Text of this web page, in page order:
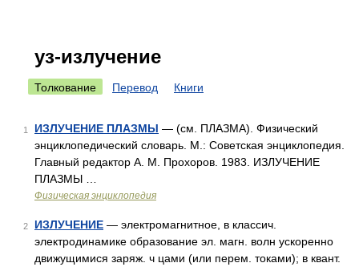
уз-излучение
Толкование Перевод Книги
1 ИЗЛУЧЕНИЕ ПЛАЗМЫ — (см. ПЛАЗМА). Физический
энциклопедический словарь. М.: Советская энциклопедия.
Главный редактор А. М. Прохоров. 1983. ИЗЛУЧЕНИЕ
ПЛАЗМЫ …
Физическая энциклопедия
2 ИЗЛУЧЕНИЕ — электромагнитное, в классич.
электродинамике образование эл. магн. волн ускоренно
движущимися заряж. ч цами (или перем. токами); в квант.